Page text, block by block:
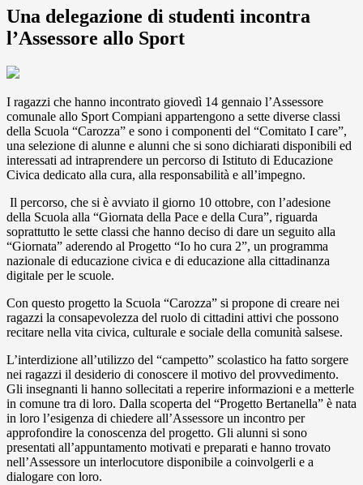
Una delegazione di studenti incontra
l’Assessore allo Sport
I ragazzi che hanno incontrato giovedì 14 gennaio l’Assessore
comunale allo Sport Compiani appartengono a sette diverse classi
della Scuola “Carozza” e sono i componenti del “Comitato I care”,
una selezione di alunne e alunni che si sono dichiarati disponibili ed
interessati ad intraprendere un percorso di Istituto di Educazione
Civica dedicato alla cura, alla responsabilità e all’impegno.
Il percorso, che si è avviato il giorno 10 ottobre, con l’adesione
della Scuola alla “Giornata della Pace e della Cura”, riguarda
soprattutto le sette classi che hanno deciso di dare un seguito alla
“Giornata” aderendo al Progetto “Io ho cura 2”, un programma
nazionale di educazione civica e di educazione alla cittadinanza
digitale per le scuole.
Con questo progetto la Scuola “Carozza” si propone di creare nei
ragazzi la consapevolezza del ruolo di cittadini attivi che possono
recitare nella vita civica, culturale e sociale della comunità salsese.
L’interdizione all’utilizzo del “campetto” scolastico ha fatto sorgere
nei ragazzi il desiderio di conoscere il motivo del provvedimento.
Gli insegnanti li hanno sollecitati a reperire informazioni e a metterle
in comune tra di loro. Dalla scoperta del “Progetto Bertanella” è nata
in loro l’esigenza di chiedere all’Assessore un incontro per
approfondire la conoscenza del progetto. Gli alunni si sono
presentati all’appuntamento motivati e preparati e hanno trovato
nell’Assessore un interlocutore disponibile a coinvolgerli e a
dialogare con loro.